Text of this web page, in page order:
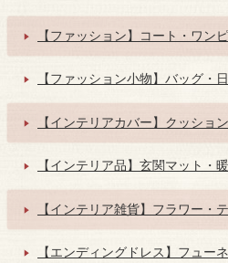
【ファッション】コート・ワン
【ファッション小物】バッグ・
【インテリアカバー】クッショ
【インテリア品】玄関マット・
【インテリア雑貨】フラワー・
【エンディングドレス】フュー